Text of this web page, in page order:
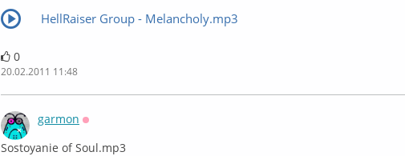
HellRaiser Group - Melancholy.mp3
0
20.02.2011 11:48
garmon
Sostoyanie of Soul.mp3